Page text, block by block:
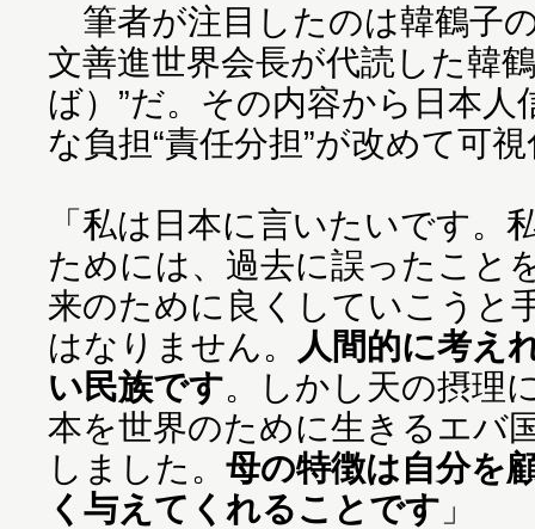
筆者が注目したのは韓鶴子
文善進世界会長が代読した韓
ば）”だ。その内容から日本
な負担“責任分担”が改めて可
「私は日本に言いたいです。
ためには、過去に誤ったこと
来のために良くしていこうと
はなりません。
人間的に考え
い民族です。しかし天の摂理
本を世界のために生きるエバ
しました。 母の特徴は自分を
く与えてくれることです 」